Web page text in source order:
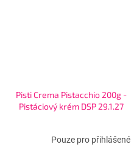
Pisti Crema Pistacchio 200g -
Pistáciový krém DSP 29.1.27
Pouze pro přihlášené